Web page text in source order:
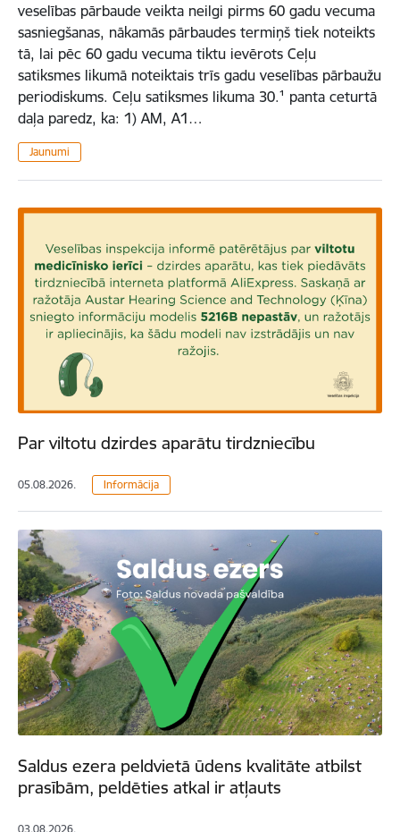
veselības pārbaude veikta neilgi pirms 60 gadu vecuma
sasniegšanas, nākamās pārbaudes termiņš tiek noteikts
tā, lai pēc 60 gadu vecuma tiktu ievērots Ceļu
satiksmes likumā noteiktais trīs gadu veselības pārbaužu
periodiskums. Ceļu satiksmes likuma 30.¹ panta ceturtā
daļa paredz, ka: 1) AM, A1…
Jaunumi
Par viltotu dzirdes aparātu tirdzniecību
05.08.2026. Informācija
Saldus ezera peldvietā ūdens kvalitāte atbilst
prasībām, peldēties atkal ir atļauts
03.08.2026.